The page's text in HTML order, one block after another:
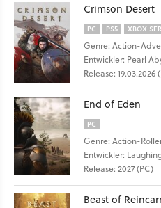
Crimson Desert
PC PS5 XBOX
Genre: Action-
Entwickler: Pearl
Release: 19.03.2026
End of Eden
PC
Genre: Action-
Entwickler:
Release: 2027 (PC)
Beast of